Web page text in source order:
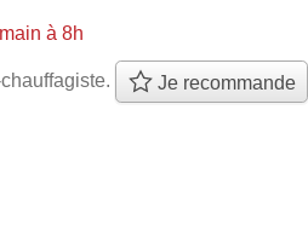
à 8h
Je recommande